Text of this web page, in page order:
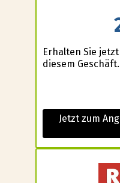
Erhalten Sie
diesem Geschäft.
Jetzt zum